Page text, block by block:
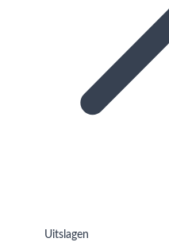
Uitslagen